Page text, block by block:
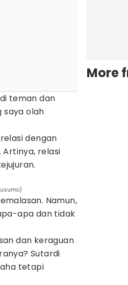
teman dan
saya olah
dengan
relasi
Namun,
apa dan tidak
dan keraguan
Sutardi
tetapi
More